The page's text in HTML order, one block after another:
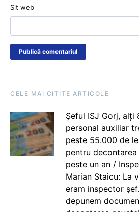
Sit web
CELE MAI CITITE ARTICOLE
Șeful ISJ Gorj, alți
personal auxiliar
peste 55.000 de
pentru
peste un an /
Marian Staicu: La
eram inspector
depunem